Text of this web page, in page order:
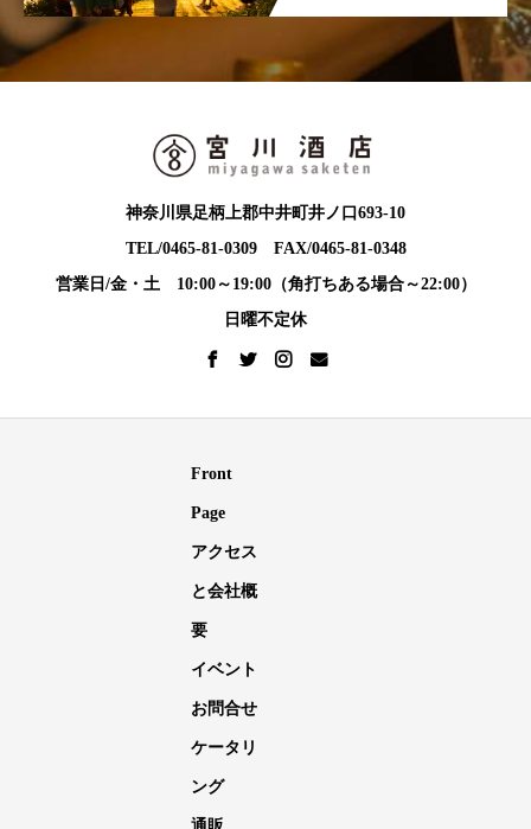
神奈川県足柄上郡中井町井ノ口693-10
TEL/0465-81-0309 FAX/0465-81-0348
営業日/金・土 10:00～19:00（角打ちある場合～22:00）
日曜不定休
Front
Page
アクセス
と会社概
要
イベント
お問合せ
ケータリ
ング